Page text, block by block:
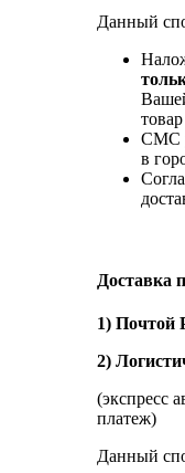
Данный
СМС
в
Доставка
1) Почтой
2)
(экспресс
платеж)
Данный